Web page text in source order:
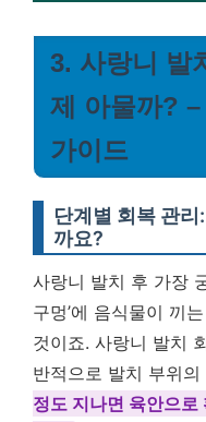
3. 사랑니 발
제 아물까?
가이드
단계별 회복 관
까요?
사랑니 발치 후 가장
구멍’에 음식물이 끼
것이죠. 사랑니 발치
반적으로 발치 부위
정도 지나면 육안으로